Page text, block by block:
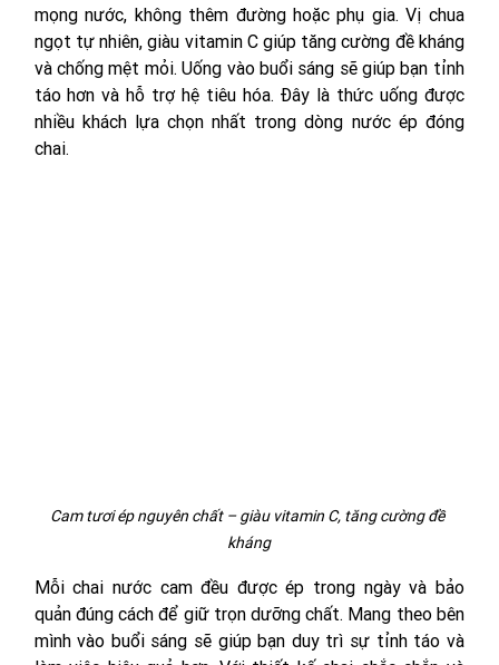
mọng nước, không thêm đường hoặc phụ gia. Vị chua
ngọt tự nhiên, giàu vitamin C giúp tăng cường đề kháng
và chống mệt mỏi. Uống vào buổi sáng sẽ giúp bạn tỉnh
táo hơn và hỗ trợ hệ tiêu hóa. Đây là thức uống được
nhiều khách lựa chọn nhất trong dòng nước ép đóng
chai.
Cam tươi ép nguyên chất – giàu vitamin C, tăng cường đề
kháng
Mỗi chai nước cam đều được ép trong ngày và bảo
quản đúng cách để giữ trọn dưỡng chất. Mang theo bên
mình vào buổi sáng sẽ giúp bạn duy trì sự tỉnh táo và